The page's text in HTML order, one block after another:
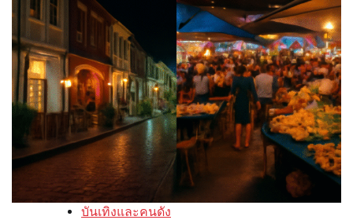
บันเทิงและคนดัง